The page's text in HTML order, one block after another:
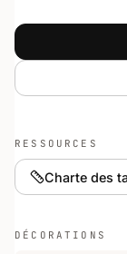
RESSOURCES
Charte des
DÉCORATIONS